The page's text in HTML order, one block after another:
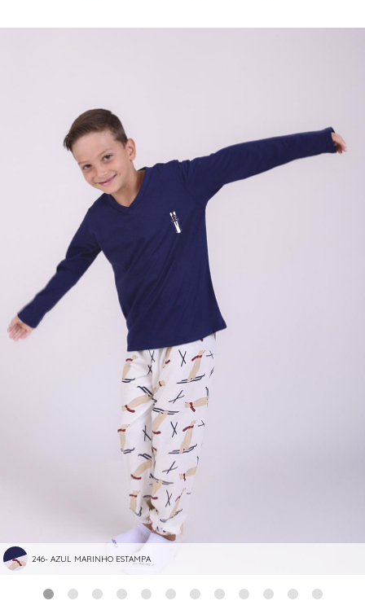
246- AZUL MARINHO ESTAMPA